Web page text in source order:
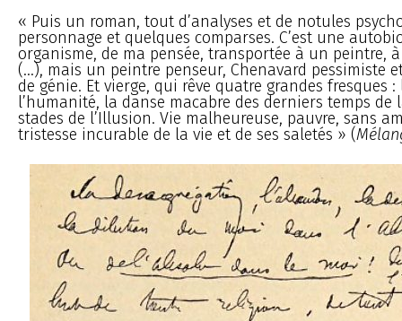
« Puis un roman, tout d’analyses et de notules
personnage et quelques comparses. C’est une
organisme, de ma pensée, transportée à un peintre,
(...), mais un peintre penseur, Chenavard pessimiste
de génie. Et vierge, qui rêve quatre grandes fresques :
l’humanité, la danse macabre des derniers temps de
stades de l’Illusion. Vie malheureuse, pauvre, sans
tristesse incurable de la vie et de ses saletés » (